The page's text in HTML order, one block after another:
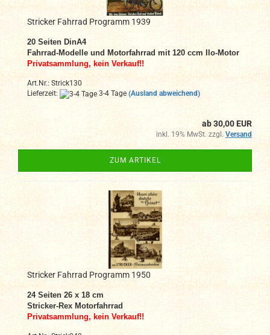
Stricker Fahrrad Programm 1939
20 Seiten DinA4
Fahrrad-Modelle und Motorfahrrad mit 120 ccm Ilo-Motor
Privatsammlung, kein Verkauf!!
Art.Nr.: Strick130
Lieferzeit:
3-4 Tage (Ausland abweichend)
ab 30,00 EUR
inkl. 19% MwSt. zzgl. Versand
ZUM ARTIKEL
Stricker Fahrrad Programm 1950
24 Seiten 26 x 18 cm
Stricker-Rex Motorfahrrad
Privatsammlung, kein Verkauf!!